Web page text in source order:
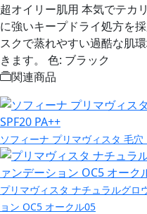
超オイリー肌用 本気でテカ
に強いキープドライ処方を
スクで蒸れやすい過酷な肌
きます。 色: ブラック
関連商品
ソフィーナ プリマヴィスタ 毛
プリマヴィスタ ナチュラルグロ
ョン OC5 オークル05